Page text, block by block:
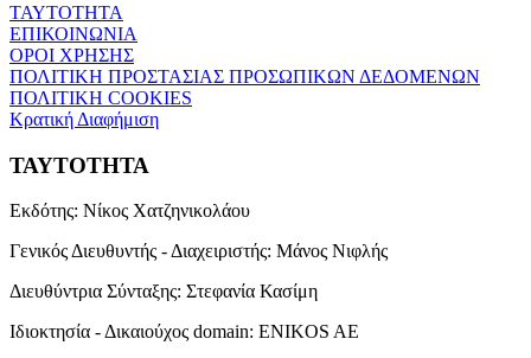
ΤΑΥΤΟΤΗΤΑ
ΕΠΙΚΟΙΝΩΝΙΑ
ΟΡΟΙ ΧΡΗΣΗΣ
ΠΟΛΙΤΙΚΗ ΠΡΟΣΤΑΣΙΑΣ ΠΡΟΣΩΠΙΚΩΝ ΔΕΔΟΜΕΝΩΝ
ΠΟΛΙΤΙΚΗ COOKIES
Κρατική Διαφήμιση
ΤΑΥΤΟΤΗΤΑ
Εκδότης: Νίκος Χατζηνικολάου
Γενικός Διευθυντής - Διαχειριστής: Μάνος Νιφλής
Διευθύντρια Σύνταξης: Στεφανία Κασίμη
Ιδιοκτησία - Δικαιούχος domain: ENIKOS AE